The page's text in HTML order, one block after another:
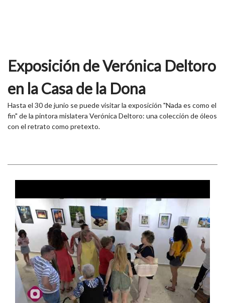
Exposición de Verónica Deltoro
en la Casa de la Dona
Hasta el 30 de junio se puede visitar la exposición "Nada es como el
fin" de la pintora mislatera Verónica Deltoro: una colección de óleos
con el retrato como pretexto.